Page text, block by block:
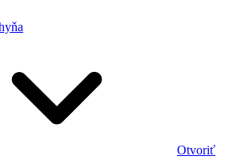
Otvoriť